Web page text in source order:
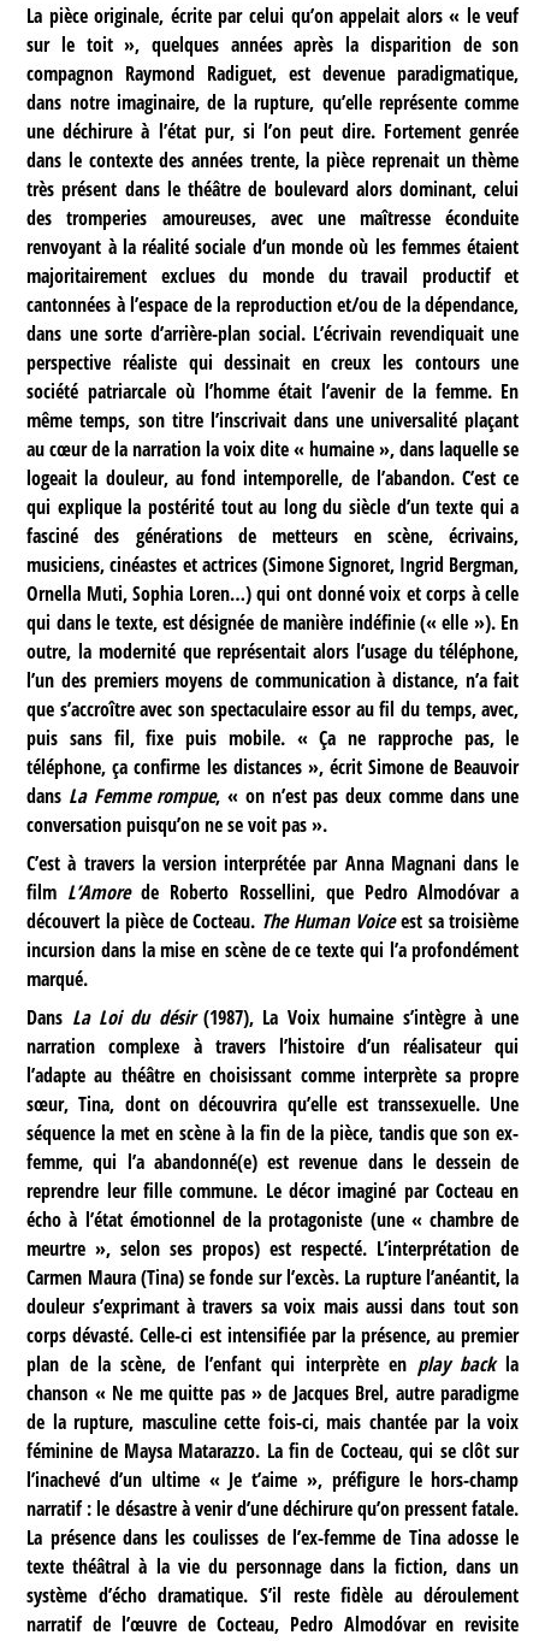
La pièce originale, écrite par celui qu’on appelait alors « le veuf
sur le toit », quelques années après la disparition de son
compagnon Raymond Radiguet, est devenue paradigmatique,
dans notre imaginaire, de la rupture, qu’elle représente comme
une déchirure à l’état pur, si l’on peut dire. Fortement genrée
dans le contexte des années trente, la pièce reprenait un thème
très présent dans le théâtre de boulevard alors dominant, celui
des tromperies amoureuses, avec une maîtresse éconduite
renvoyant à la réalité sociale d’un monde où les femmes étaient
majoritairement exclues du monde du travail productif et
cantonnées à l’espace de la reproduction et/ou de la dépendance,
dans une sorte d’arrière-plan social. L’écrivain revendiquait une
perspective réaliste qui dessinait en creux les contours une
société patriarcale où l’homme était l’avenir de la femme. En
même temps, son titre l’inscrivait dans une universalité plaçant
au cœur de la narration la voix dite « humaine », dans laquelle se
logeait la douleur, au fond intemporelle, de l’abandon. C’est ce
qui explique la postérité tout au long du siècle d’un texte qui a
fasciné des générations de metteurs en scène, écrivains,
musiciens, cinéastes et actrices (Simone Signoret, Ingrid Bergman,
Ornella Muti, Sophia Loren…) qui ont donné voix et corps à celle
qui dans le texte, est désignée de manière indéfinie (« elle »). En
outre, la modernité que représentait alors l’usage du téléphone,
l’un des premiers moyens de communication à distance, n’a fait
que s’accroître avec son spectaculaire essor au fil du temps, avec,
puis sans fil, fixe puis mobile. « Ça ne rapproche pas, le
téléphone, ça confirme les distances », écrit Simone de Beauvoir
dans La Femme rompue, « on n’est pas deux comme dans une
conversation puisqu’on ne se voit pas ».
C’est à travers la version interprétée par Anna Magnani dans le
film L’Amorede Roberto Rossellini, que Pedro Almodóvar a
découvert la pièce de Cocteau. The Human Voiceest sa troisième
incursion dans la mise en scène de ce texte qui l’a profondément
marqué.
Dans La Loi du désir(1987), La Voix humaine s’intègre à une
narration complexe à travers l’histoire d’un réalisateur qui
l’adapte au théâtre en choisissant comme interprète sa propre
sœur, Tina, dont on découvrira qu’elle est transsexuelle. Une
séquence la met en scène à la fin de la pièce, tandis que son ex-
femme, qui l’a abandonné(e) est revenue dans le dessein de
reprendre leur fille commune. Le décor imaginé par Cocteau en
écho à l’état émotionnel de la protagoniste (une « chambre de
meurtre », selon ses propos) est respecté. L’interprétation de
Carmen Maura (Tina) se fonde sur l’excès. La rupture l’anéantit, la
douleur s’exprimant à travers sa voix mais aussi dans tout son
corps dévasté. Celle-ci est intensifiée par la présence, au premier
plan de la scène, de l’enfant qui interprète en play backla
chanson « Ne me quitte pas » de Jacques Brel, autre paradigme
de la rupture, masculine cette fois-ci, mais chantée par la voix
féminine de Maysa Matarazzo. La fin de Cocteau, qui se clôt sur
l’inachevé d’un ultime « Je t’aime », préfigure le hors-champ
narratif : le désastre à venir d’une déchirure qu’on pressent fatale.
La présence dans les coulisses de l’ex-femme de Tina adosse le
texte théâtral à la vie du personnage dans la fiction, dans un
système d’écho dramatique. S’il reste fidèle au déroulement
narratif de l’œuvre de Cocteau, Pedro Almodóvar en revisite